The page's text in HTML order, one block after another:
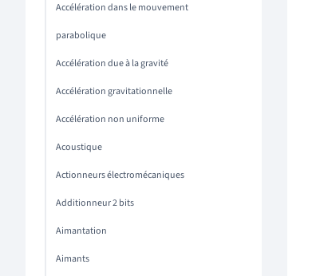
Accélération dans le mouvement
parabolique
Accélération due à la gravité
Accélération gravitationnelle
Accélération non uniforme
Acoustique
Actionneurs électromécaniques
Additionneur 2 bits
Aimantation
Aimants